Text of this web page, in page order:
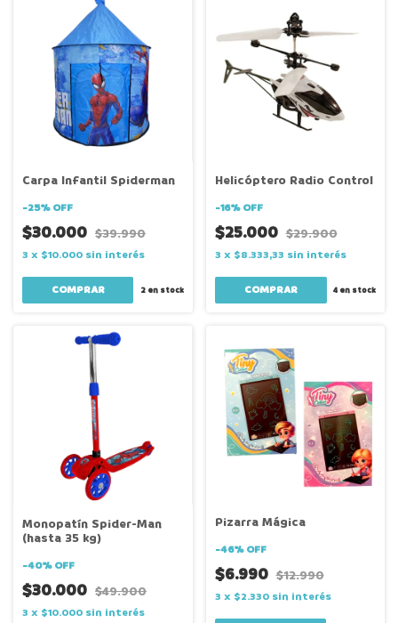
Carpa Infantil Spiderman
-25%OFF
$30.000 $39.990
3 x $10.000 sin interés
2en stock
Helicóptero Radio Control
-16%OFF
$25.000 $29.900
3 x $8.333,33 sin interés
4 en stock
Monopatín Spider-Man
(hasta 35 kg)
-40%OFF
$30.000 $49.900
3 x $10.000 sin interés
Pizarra Mágica
-46%OFF
$6.990 $12.990
3 x $2.330 sin interés